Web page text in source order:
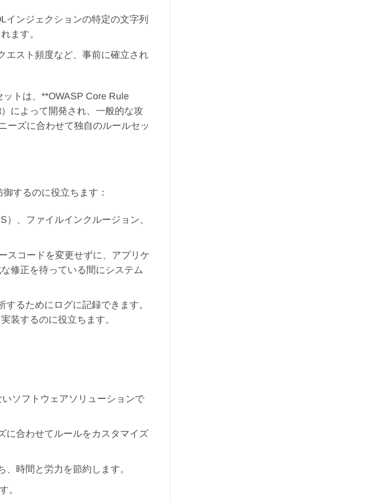
ンジェクションの特定の文字列
ます。
エスト頻度など、事前に確立され
トは、**OWASP Core Rule
によって開発され、一般的な攻
ーズに合わせて独自のルールセッ
するのに役立ちます：
、ファイルインクルージョン、
スコードを変更せずに、アプリケ
修正を待っている間にシステム
るためにログに記録できます。
装するのに役立ちます。
ソフトウェアソリューションで
に合わせてルールをカスタマイズ
時間と労力を節約します。
。